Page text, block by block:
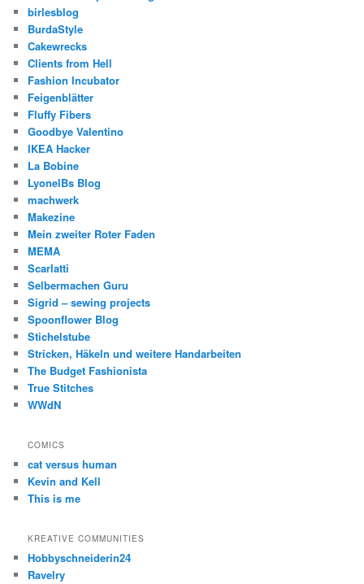
birlesblog
BurdaStyle
Cakewrecks
Clients from Hell
Fashion Incubator
Feigenblätter
Fluffy Fibers
Goodbye Valentino
IKEA Hacker
La Bobine
LyonelBs Blog
machwerk
Makezine
Mein zweiter Roter Faden
MEMA
Scarlatti
Selbermachen Guru
Sigrid – sewing projects
Spoonflower Blog
Stichelstube
Stricken, Häkeln und weitere Handarbeiten
The Budget Fashionista
True Stitches
WWdN
COMICS
cat versus human
Kevin and Kell
This is me
KREATIVE COMMUNITIES
Hobbyschneiderin24
Ravelry